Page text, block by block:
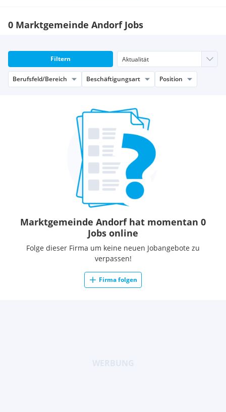
0 Marktgemeinde Andorf Jobs
Filtern
Berufsfeld/Bereich Beschäftigungsart Position
Marktgemeinde Andorf hat momentan 0
Jobs online
Folge dieser Firma um keine neuen Jobangebote zu
verpassen!
Firma folgen